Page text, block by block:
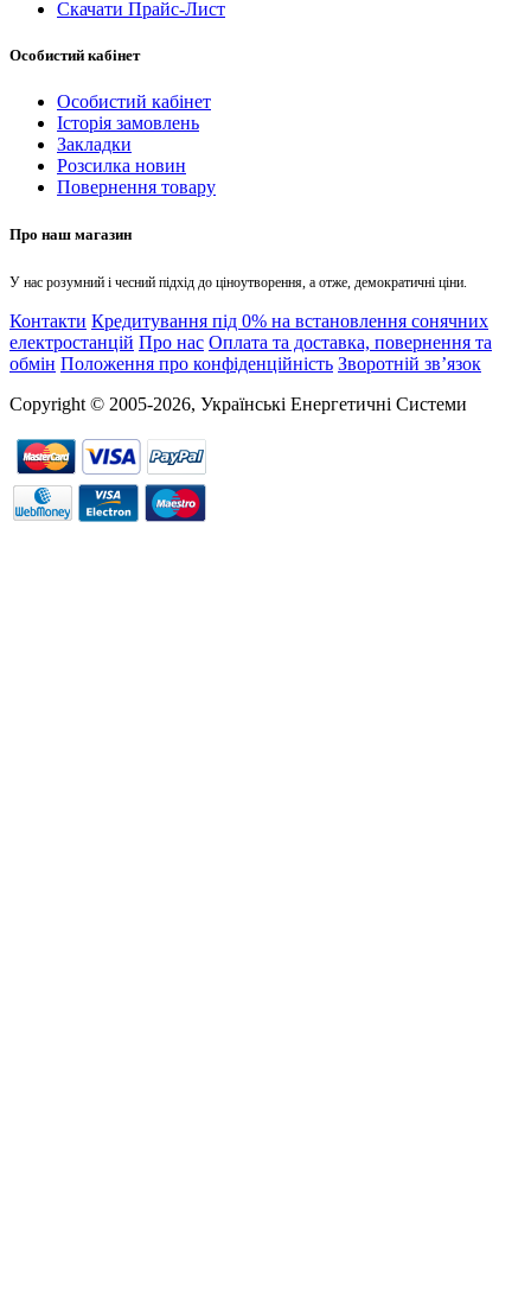
Скачати Прайс-Лист
Особистий кабінет
Особистий кабінет
Історія замовлень
Закладки
Розсилка новин
Повернення товару
Про наш магазин
У нас розумний і чесний підхід до ціноутворення, а отже, демократичні ціни.
Контакти Кредитування під 0% на встановлення сонячних
електростанцій Про нас Оплата та доставка, повернення та
обмін Положення про конфіденційність Зворотній зв’язок
Copyright © 2005-2026, Українські Енергетичні Системи